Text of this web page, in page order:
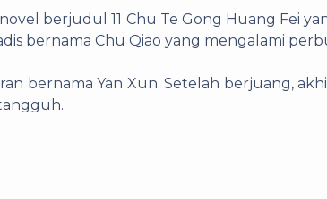
berjudul 11 Chu Te Gong Huang Fei
bernama Chu Qiao yang mengalami
bernama Yan Xun. Setelah berjuang,